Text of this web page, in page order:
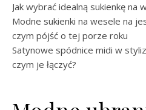
Jak wybrać idealną sukienkę na
Modne sukienki na wesele na
czym pójść o tej porze roku
Satynowe spódnice midi w
czym je łączyć?